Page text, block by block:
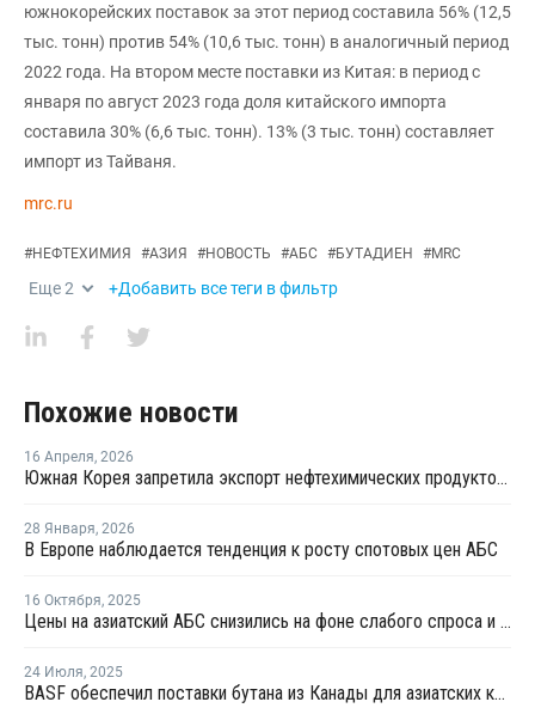
южнокорейских поставок за этот период составила 56% (12,5
тыс. тонн) против 54% (10,6 тыс. тонн) в аналогичный период
2022 года. На втором месте поставки из Китая: в период с
января по август 2023 года доля китайского импорта
составила 30% (6,6 тыс. тонн). 13% (3 тыс. тонн) составляет
импорт из Тайваня.
mrc.ru
#НЕФТЕХИМИЯ #АЗИЯ #НОВОСТЬ #АБС #БУТАДИЕН #MRC
Еще2 +Добавить все теги в фильтр
Похожие новости
16 Апреля, 2026
Южная Корея запретила экспорт нефтехимических продуктов из нафты
28 Января, 2026
В Европе наблюдается тенденция к росту спотовых цен АБС
16 Октября, 2025
Цены на азиатский АБС снизились на фоне слабого спроса и больших запасов
24 Июля, 2025
BASF обеспечил поставки бутана из Канады для азиатских крекинг-компаний